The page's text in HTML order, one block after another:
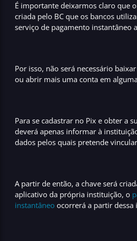
É importante deixarmos claro que
criada pelo BC que os bancos
serviço de pagamento instantâneo
Por isso, não será necessário
ou abrir mais uma conta em
Para se cadastrar no Pix e obter a
deverá apenas informar à
dados pelos quais pretende
A partir de então, a chave será
aplicativo da própria instituição, o
instantâneo ocorrerá a partir dessa